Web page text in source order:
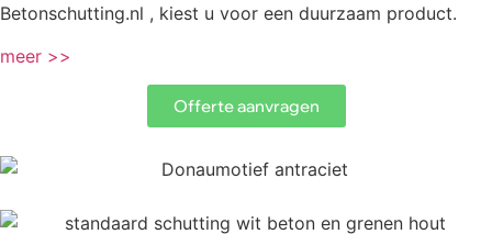
Betonschutting.nl , kiest u voor een duurzaam product.
meer >>
Offerte aanvragen